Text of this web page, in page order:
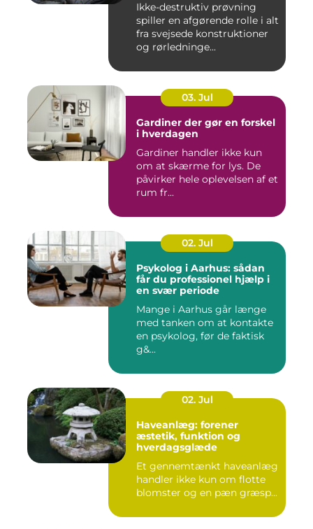
Ikke-destruktiv prøvning
spiller en afgørende rolle i alt
fra svejsede konstruktioner
og rørledninge...
03. Jul
Gardiner der gør en forskel
i hverdagen
Gardiner handler ikke kun
om at skærme for lys. De
påvirker hele oplevelsen af et
rum fr...
02. Jul
Psykolog i Aarhus: sådan
får du professionel hjælp i
en svær periode
Mange i Aarhus går længe
med tanken om at kontakte
en psykolog, før de faktisk
g&...
02. Jul
Haveanlæg: forener
æstetik, funktion og
hverdagsglæde
Et gennemtænkt haveanlæg
handler ikke kun om flotte
blomster og en pæn græsp...